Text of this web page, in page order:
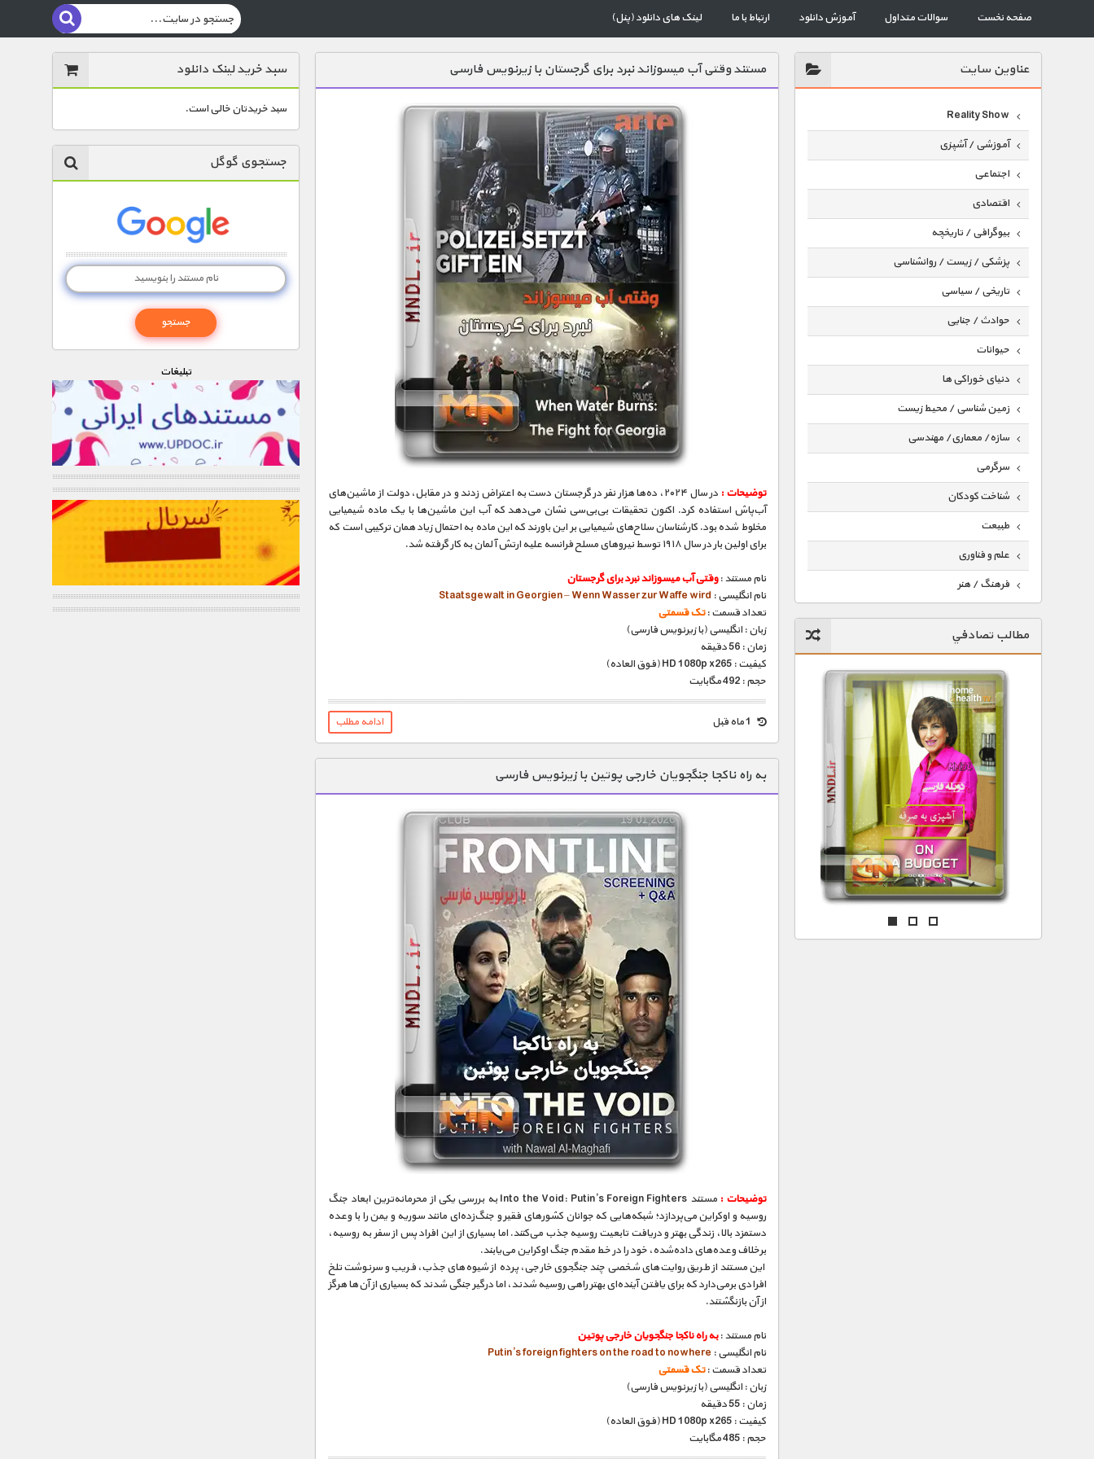
صفحه نخست سوالات متداول آموزش دانلود ارتباط با ما لینک های دانلود (پنل)
عناوين سايت
Reality Show
آموزشی / آشپزی
اجتماعی
اقتصادی
بیوگرافی / تاریخچه
پزشکی / زیست / روانشناسی
تاریخی / سیاسی
حوادث / جنایی
حیوانات
دنیای خوراکی ها
زمین شناسی / محیط زیست
سازه/ معماری/ مهندسی
سرگرمی
شناخت کودکان
طبیعت
علم و فناوری
فرهنگ / هنر
گردشگری
ماورایی
مسابقات / ورزشی
مستند های اختصاصی
مطالب تصادفي
مستند وقتی آب میسوزاند نبرد برای گرجستان با زیرنویس فارسی
توضیحات :
در سال ۲۰۲۴، ده‌ها هزار نفر در گرجستان دست به اعتراض زدند و در مقابل، دولت از ماشین‌های
آب‌پاش استفاده کرد. اکنون تحقیقات بی‌بی‌سی نشان می‌دهد که آب این ماشین‌ها با یک ماده شیمیایی
مخلوط شده بود. کارشناسان سلاح‌های شیمیایی بر این باورند که این ماده به احتمال زیاد همان ترکیبی است که
برای اولین بار در سال ۱۹۱۸ توسط نیروهای مسلح فرانسه علیه ارتش آلمان به کار گرفته شد.
نام مستند :وقتی آب میسوزاند نبرد برای گرجستان
نام انگلیسی : Staatsgewalt in Georgien – Wenn Wasser zur Waffe wird
تعداد قسمت :تک قسمتی
زبان : انگلیسی (با زیرنویس فارسی)
زمان : 56 دقیقه
کیفیت : HD 1080p x265 (فوق العاده)
حجم : 492 مگابایت
ادامه مطلب
به راه ناکجا جنگجویان خارجی پوتین با زیرنویس فارسی
توضیحات :
مستند Into the Void: Putin’s Foreign Fighters به بررسی یکی از محرمانه‌ترین ابعاد جنگ
روسیه و اوکراین می‌پردازد؛ شبکه‌هایی که جوانان کشورهای فقیر و جنگ‌زده‌ای مانند سوریه و یمن را با وعده
دستمزد بالا، زندگی بهتر و دریافت تابعیت روسیه جذب می‌کنند. اما بسیاری از این افراد پس از سفر به روسیه،
برخلاف وعده‌های داده‌شده، خود را در خط مقدم جنگ اوکراین می‌یابند.
این مستند از طریق روایت‌های شخصی چند جنگجوی خارجی، پرده از شیوه‌های جذب، فریب و سرنوشت تلخ
افرادی برمی‌دارد که برای یافتن آینده‌ای بهتر راهی روسیه شدند، اما درگیر جنگی شدند که بسیاری از آن‌ها هرگز
از آن بازنگشتند.
نام مستند :به راه ناکجا جنگجویان خارجی پوتین
نام انگلیسی : Putin’s foreign fighters on the road to nowhere
تعداد قسمت :تک قسمتی
زبان : انگلیسی (با زیرنویس فارسی)
زمان : 55 دقیقه
کیفیت : HD 1080p x265 (فوق العاده)
حجم : 485 مگابایت
سبد خرید لینک دانلود
سبد خریدتان خالی است.
جستجوی گوگل
تبليغات